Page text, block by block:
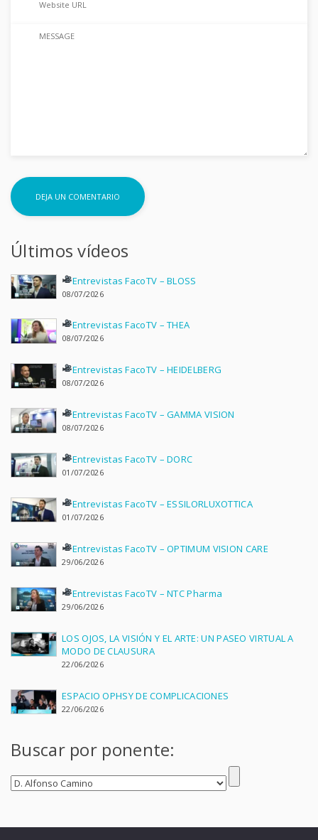
Últimos vídeos
Entrevistas FacoTV – BLOSS
08/07/2026
Entrevistas FacoTV – THEA
08/07/2026
Entrevistas FacoTV – HEIDELBERG
08/07/2026
Entrevistas FacoTV – GAMMA VISION
08/07/2026
Entrevistas FacoTV – DORC
01/07/2026
Entrevistas FacoTV – ESSILORLUXOTTICA
01/07/2026
Entrevistas FacoTV – OPTIMUM VISION CARE
29/06/2026
Entrevistas FacoTV – NTC Pharma
29/06/2026
LOS OJOS, LA VISIÓN Y EL ARTE: UN PASEO VIRTUAL A
MODO DE CLAUSURA
22/06/2026
ESPACIO OPHSY DE COMPLICACIONES
22/06/2026
Buscar por ponente: